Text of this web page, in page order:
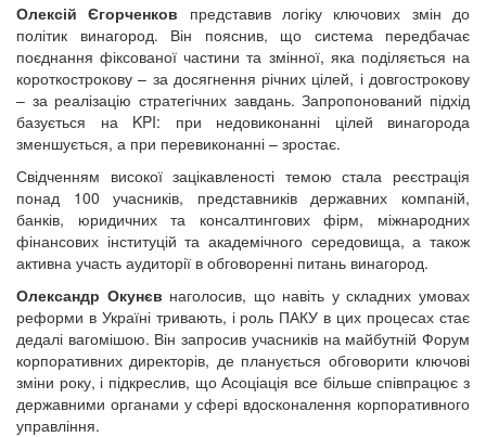
Олексій Єгорченков представив логіку ключових змін до
політик винагород. Він пояснив, що система передбачає
поєднання фіксованої частини та змінної, яка поділяється на
короткострокову – за досягнення річних цілей, і довгострокову
– за реалізацію стратегічних завдань. Запропонований підхід
базується на KPI: при недовиконанні цілей винагорода
зменшується, а при перевиконанні – зростає.
Свідченням високої зацікавленості темою стала реєстрація
понад 100 учасників, представників державних компаній,
банків, юридичних та консалтингових фірм, міжнародних
фінансових інституцій та академічного середовища, а також
активна участь аудиторії в обговоренні питань винагород.
Олександр Окунєв наголосив, що навіть у складних умовах
реформи в Україні тривають, і роль ПАКУ в цих процесах стає
дедалі вагомішою. Він запросив учасників на майбутній Форум
корпоративних директорів, де планується обговорити ключові
зміни року, і підкреслив, що Асоціація все більше співпрацює з
державними органами у сфері вдосконалення корпоративного
управління.